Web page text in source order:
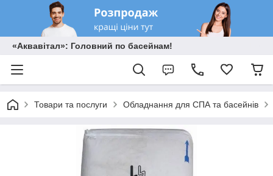
«Аквавітал»: Головний по басейнам!
Товари та послуги Обладнання для СПА та басейнів